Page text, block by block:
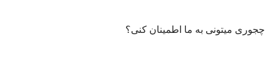
چجوری میتونی به ما اطمینان کنی؟